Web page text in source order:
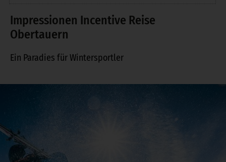
Impressionen Incentive Reise
Obertauern
Ein Paradies für Wintersportler